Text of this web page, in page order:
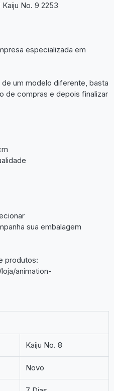
No. 9 2253
especializada em
um modelo diferente, basta
de compras e depois finalizar
sua embalagem
produtos:
animation-
Kaiju No. 8
Novo